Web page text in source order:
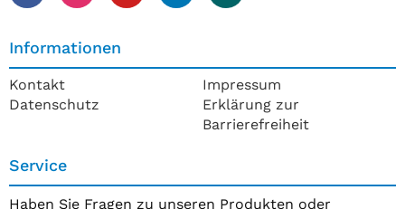
Informationen
Kontakt
Datenschutz
Impressum
Erklärung zur
Barrierefreiheit
Service
Haben Sie Fragen zu unseren Produkten oder